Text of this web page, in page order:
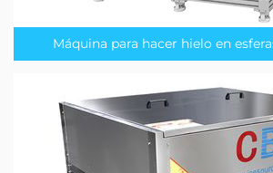
Máquina para hacer hielo en